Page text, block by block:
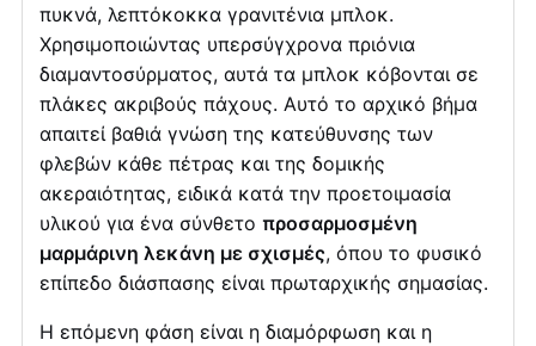
πυκνά, λεπτόκοκκα γρανιτένια μπλοκ.
Χρησιμοποιώντας υπερσύγχρονα πριόνια
διαμαντοσύρματος, αυτά τα μπλοκ κόβονται σε
πλάκες ακριβούς πάχους. Αυτό το αρχικό βήμα
απαιτεί βαθιά γνώση της κατεύθυνσης των
φλεβών κάθε πέτρας και της δομικής
ακεραιότητας, ειδικά κατά την προετοιμασία
υλικού για ένα σύνθετο προσαρμοσμένη
μαρμάρινη λεκάνη με σχισμές, όπου το φυσικό
επίπεδο διάσπασης είναι πρωταρχικής σημασίας.
Η επόμενη φάση είναι η διαμόρφωση και η